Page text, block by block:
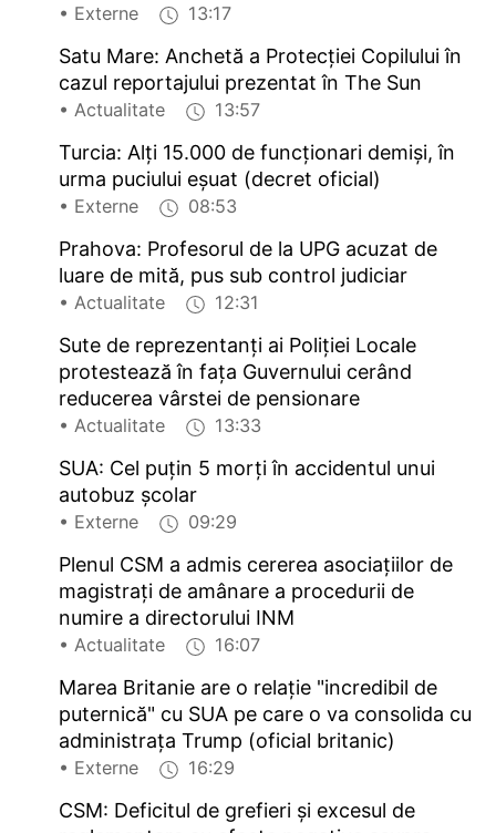
• Externe 13:17
Satu Mare: Anchetă a Protecției Copilului în
cazul reportajului prezentat în The Sun
• Actualitate 13:57
Turcia: Alți 15.000 de funcționari demiși, în
urma puciului eșuat (decret oficial)
• Externe 08:53
Prahova: Profesorul de la UPG acuzat de
luare de mită, pus sub control judiciar
• Actualitate 12:31
Sute de reprezentanți ai Poliției Locale
protestează în fața Guvernului cerând
reducerea vârstei de pensionare
• Actualitate 13:33
SUA: Cel puțin 5 morți în accidentul unui
autobuz școlar
• Externe 09:29
Plenul CSM a admis cererea asociațiilor de
magistrați de amânare a procedurii de
numire a directorului INM
• Actualitate 16:07
Marea Britanie are o relație "incredibil de
puternică" cu SUA pe care o va consolida cu
administrața Trump (oficial britanic)
• Externe 16:29
CSM: Deficitul de grefieri și excesul de